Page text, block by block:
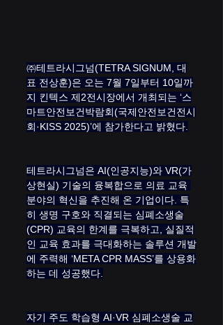
㈜테트라시그넘(TETRA SIGNUM, 대
표 전상훈)은 오는 7월 7일부터 10일까
지 킨텍스 제2전시장에서 개최되는 ‘스
마트안전보건박람회(국제안전보건전시
회·KISS 2025)’에 참가한다고 밝혔다.
테트라시그넘은 AI(인공지능)와 VR(가
상현실) 기술의 융복합으로 의료 교육
분야의 혁신을 추진해 온 기업이다. 특
히 생명 구호와 직결되는 심폐소생술
(CPR) 교육의 한계를 극복하고, 실질적
인 교육 효과를 극대화하는 솔루션 개발
에 주력해 ‘META CPR MASS’를 상용화
하는 데 성공했다.
자기 주도 학습형 AI·VR 심폐소생술 교